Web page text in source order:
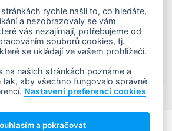
NAHORU ↑
© 2006 - 2026 Ludvík Turek.
rychle našli to, co hledáte,
a nezobrazovaly se vám
vás nezajímají, potřebujeme od
souborů cookies, tj.
se ukládají ve vašem prohlížeči.
na našich stránkách poznáme a
tak, aby všechno fungovalo správně
Nastavení preferencí cookies
a pokračovat